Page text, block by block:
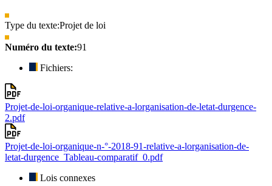
Type du texte:Projet de loi
Numéro du texte:91
Fichiers:
Projet-de-loi-organique-relative-a-lorganisation-de-letat-durgence-
2.pdf
Projet-de-loi-organique-n-°-2018-91-relative-a-lorganisation-de-
letat-durgence_Tableau-comparatif_0.pdf
Lois connexes